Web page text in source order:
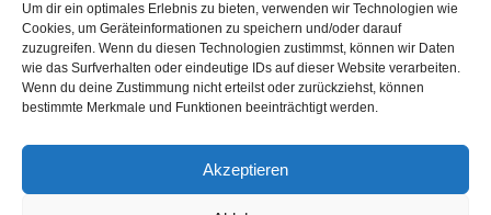
Um dir ein optimales Erlebnis zu bieten, verwenden wir Technologien wie
Cookies, um Geräteinformationen zu speichern und/oder darauf
zuzugreifen. Wenn du diesen Technologien zustimmst, können wir Daten
wie das Surfverhalten oder eindeutige IDs auf dieser Website verarbeiten.
Wenn du deine Zustimmung nicht erteilst oder zurückziehst, können
bestimmte Merkmale und Funktionen beeinträchtigt werden.
Akzeptieren
Telefon:03591 530 158
Telefax: 03591 530 159